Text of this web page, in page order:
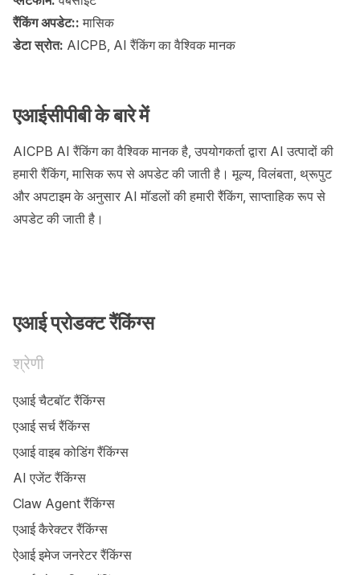
रैंकिंग अपडेट::मासिक
डेटा स्रोत: AICPB, AI रैंकिंग का वैश्विक मानक
एआईसीपीबी के बारे में
AICPB AI रैंकिंग का वैश्विक मानक है, उपयोगकर्ता द्वारा AI उत्पादों की
हमारी रैंकिंग, मासिक रूप से अपडेट की जाती है। मूल्य, विलंबता, थ्रूपुट
और अपटाइम के अनुसार AI मॉडलों की हमारी रैंकिंग, साप्ताहिक रूप से
अपडेट की जाती है।
एआई प्रोडक्ट रैंकिंग्स
श्रेणी
एआई चैटबॉट रैंकिंग्स
एआई सर्च रैंकिंग्स
एआई वाइब कोडिंग रैंकिंग्स
AI एजेंट रैंकिंग्स
Claw Agent रैंकिंग्स
एआई कैरेक्टर रैंकिंग्स
ऐआई इमेज जनरेटर रैंकिंग्स